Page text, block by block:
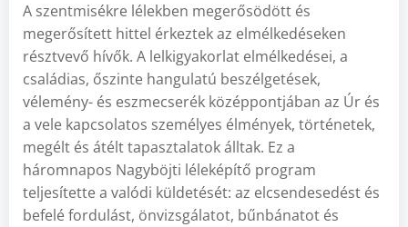
A szentmisékre lélekben megerősödött és
megerősített hittel érkeztek az elmélkedéseken
résztvevő hívők. A lelkigyakorlat elmélkedései, a
családias, őszinte hangulatú beszélgetések,
vélemény- és eszmecserék középpontjában az Úr és
a vele kapcsolatos személyes élmények, történetek,
megélt és átélt tapasztalatok álltak. Ez a
háromnapos Nagyböjti léleképítő program
teljesítette a valódi küldetését: az elcsendesedést és
befelé fordulást, önvizsgálatot, bűnbánatot és